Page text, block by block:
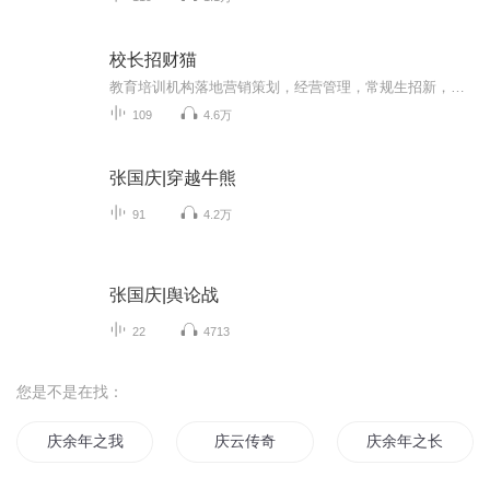
校长招财猫
109 4.6万
张国庆|穿越牛熊
91 4.2万
张国庆|舆论战
22 4713
您是不是在找：
庆余年之我叫王启年 庆云传奇 庆余年之长歌行